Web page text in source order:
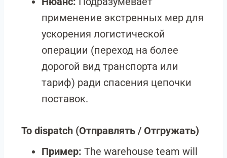
применение экстренных мер для
ускорения логистической
операции (переход на более
дорогой вид транспорта или
тариф) ради спасения цепочки
поставок.
To dispatch (Отправлять / Отгружать)
Пример: The warehouse team will